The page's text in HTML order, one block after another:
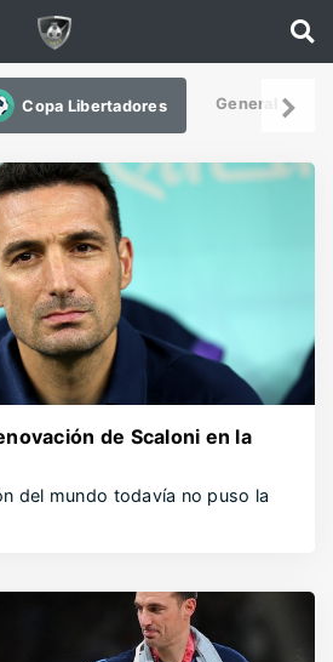
Copa Libertadores General
de Scaloni en la
del mundo todavía no puso la